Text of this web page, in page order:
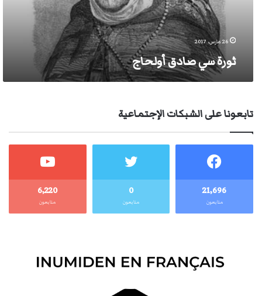
26 مارس، 2017
ثورة سي صادق أولحاج
تابعونا على الشبكات الإجتماعية
21٬696
متابعون
0
متابعون
6٬220
متابعون